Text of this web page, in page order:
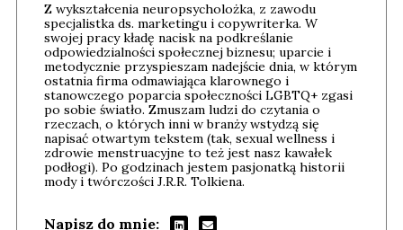
Z wykształcenia neuropsycholożka, z zawodu
specjalistka ds. marketingu i copywriterka. W
swojej pracy kładę nacisk na podkreślanie
odpowiedzialności społecznej biznesu; uparcie i
metodycznie przyspieszam nadejście dnia, w którym
ostatnia firma odmawiająca klarownego i
stanowczego poparcia społeczności LGBTQ+ zgasi
po sobie światło. Zmuszam ludzi do czytania o
rzeczach, o których inni w branży wstydzą się
napisać otwartym tekstem (tak, sexual wellness i
zdrowie menstruacyjne to też jest nasz kawałek
podłogi). Po godzinach jestem pasjonatką historii
mody i twórczości J.R.R. Tolkiena.
Napisz do mnie: